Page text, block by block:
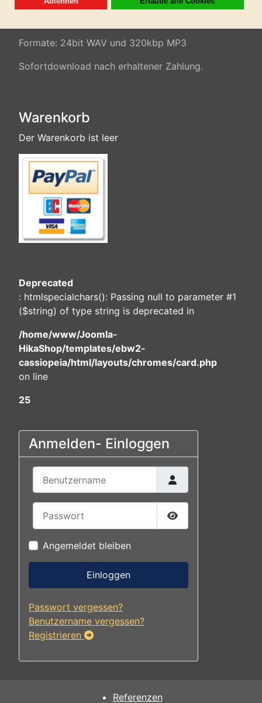
gewerblicher Lizenz für alle Ihre Projekte!
Formate: 24bit WAV und 320kbp MP3
Sofortdownload nach erhaltener Zahlung.
Warenkorb
Der Warenkorb ist leer
Deprecated
: htmlspecialchars(): Passing null to parameter #1
($string) of type string is deprecated in
/home/www/Joomla-
HikaShop/templates/ebw2-
cassiopeia/html/layouts/chromes/card.php
on line
25
Anmelden- Einloggen
Passwort anzeigen
Angemeldet bleiben
Einloggen
Passwort vergessen?
Benutzername vergessen?
Registrieren
Referenzen